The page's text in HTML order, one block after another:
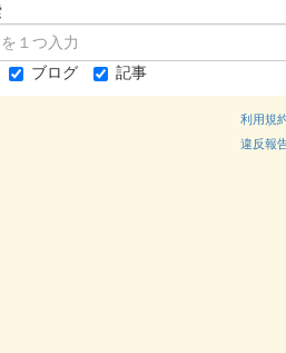
ブログ 記事
利用規
違反報